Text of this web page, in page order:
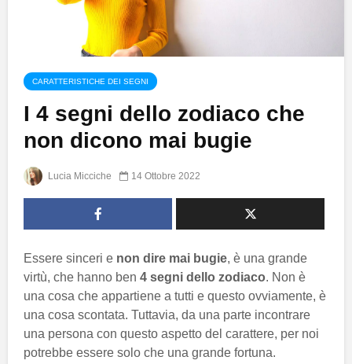
CARATTERISTICHE DEI SEGNI
I 4 segni dello zodiaco che
non dicono mai bugie
Lucia Micciche 14 Ottobre 2022
Essere sinceri e non dire mai bugie, è una grande
virtù, che hanno ben 4 segni dello zodiaco. Non è
una cosa che appartiene a tutti e questo ovviamente, è
una cosa scontata. Tuttavia, da una parte incontrare
una persona con questo aspetto del carattere, per noi
potrebbe essere solo che una grande fortuna.